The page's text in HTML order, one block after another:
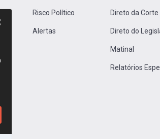
Risco Político
Alertas
Direto da Corte
Direto do
Matinal
Relatórios